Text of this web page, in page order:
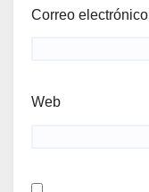
Correo electrónico
Web